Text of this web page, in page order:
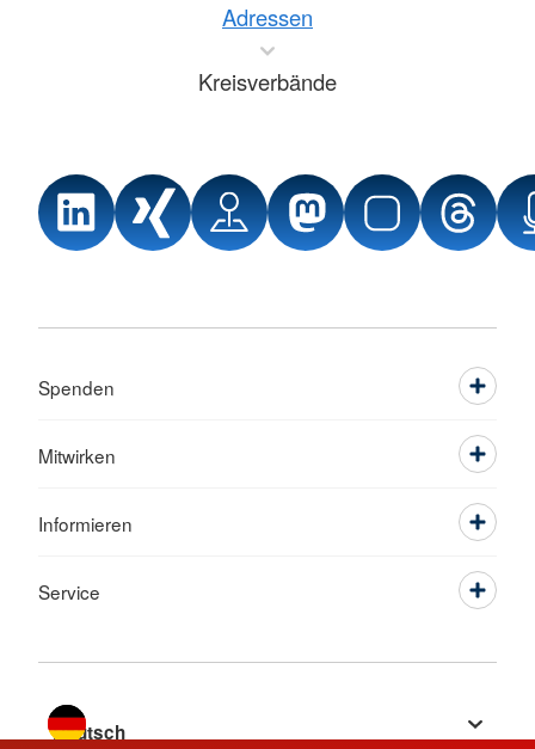
Adressen
Kreisverbände
Spenden
Mitwirken
Informieren
Service
Sprache wechseln zu